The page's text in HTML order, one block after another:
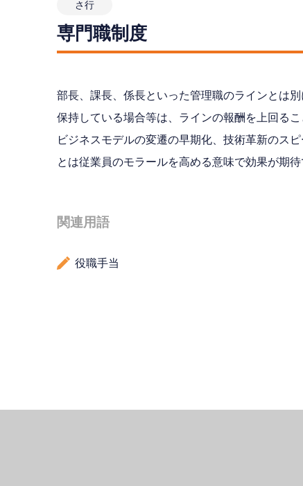
さ行
専門職制度
部長、課長、係長といった管理職のラインとは
保持している場合等は、ラインの報酬を上回るこ
ビジネスモデルの変遷の早期化、技術革新のス
とは従業員のモラールを高める意味で効果が期待
関連用語
役職手当